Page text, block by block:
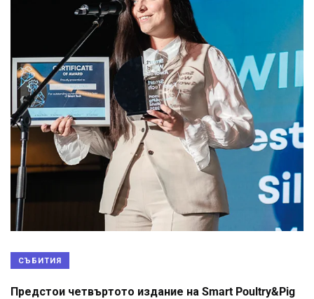
СЪБИТИЯ
Предстои четвъртото издание на Smart Poultry&Pig